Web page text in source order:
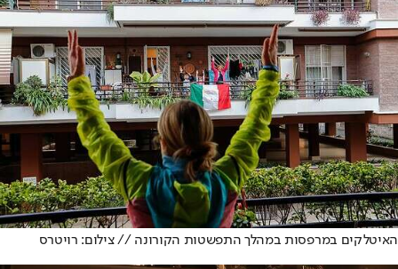
האיטלקים במרפסות במהלך התפשטות הקורונה // צילום: רויטרס